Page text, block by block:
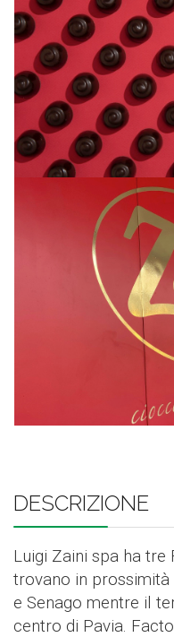
DESCRIZIONE
Luigi Zaini spa ha tre
trovano in
e Senago mentre il
centro di Pavia.